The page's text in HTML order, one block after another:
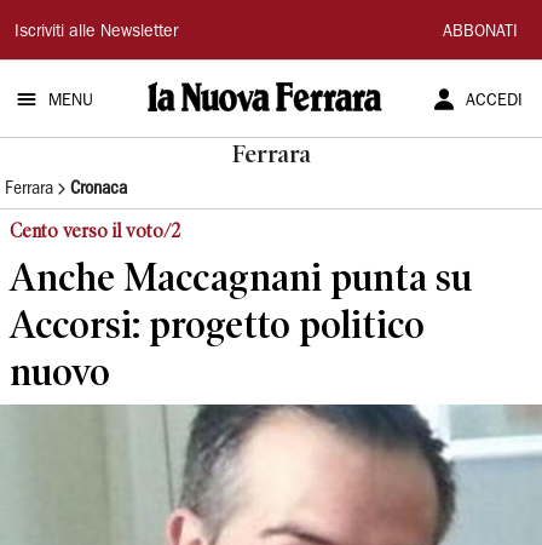
La
Nuova
Ferrara
Iscriviti alle Newsletter ABBONATI
MENU ACCEDI
Ferrara
Ferrara Cronaca
Cento verso il voto/2
Anche Maccagnani punta su
Accorsi: progetto politico
nuovo